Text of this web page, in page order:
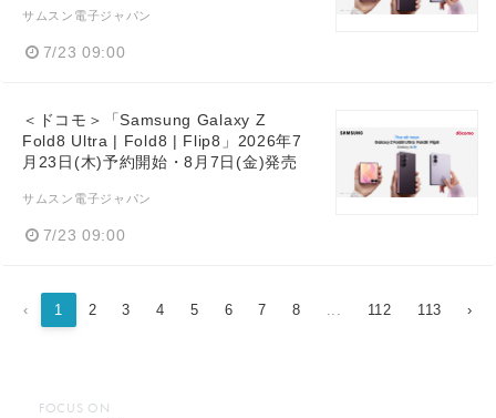
サムスン電子ジャパン
7/23 09:00
＜ドコモ＞「Samsung Galaxy Z
Fold8 Ultra | Fold8 | Flip8」2026年7
月23日(木)予約開始・8月7日(金)発売
サムスン電子ジャパン
7/23 09:00
‹ 1 2 3 4 5 6 7 8 ... 112 113 ›
FOCUS ON